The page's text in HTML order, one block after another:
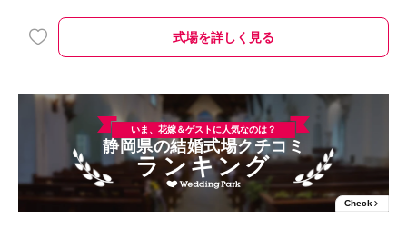
式場を詳しく見る
いま、花嫁＆ゲストに人気なのは？
静岡県の結婚式場クチコミ
ランキング
Check